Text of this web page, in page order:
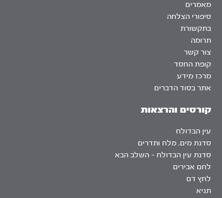
מאמרים
סיפורי הצלחה
בתקשורת
תרומה
צור קשר
קופת החסד
מרכז מידע
אתר בסוד הדברים
קורסים והרצאות
עין הבדולח
סדנת מים, מלח ותדרים
סדנת עין הבדולח – השלב הבא
לחם אבירים
לחץ דם
תניא